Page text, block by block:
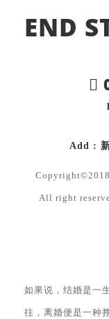
END
Add :
Copyright©2018
All right
如果说，结婚是一
往，离婚便是一种